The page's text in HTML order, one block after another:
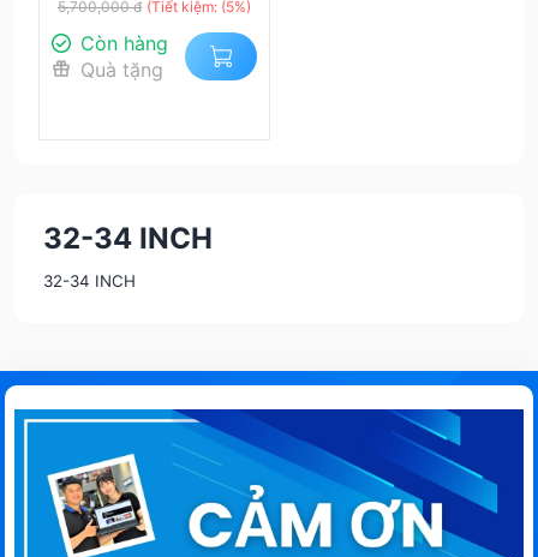
rộng, siêu mượt cho
game thủ
5,700,000 đ (Tiết kiệm: (5%)
Còn hàng
Quà tặng
32-34 INCH
32-34 INCH